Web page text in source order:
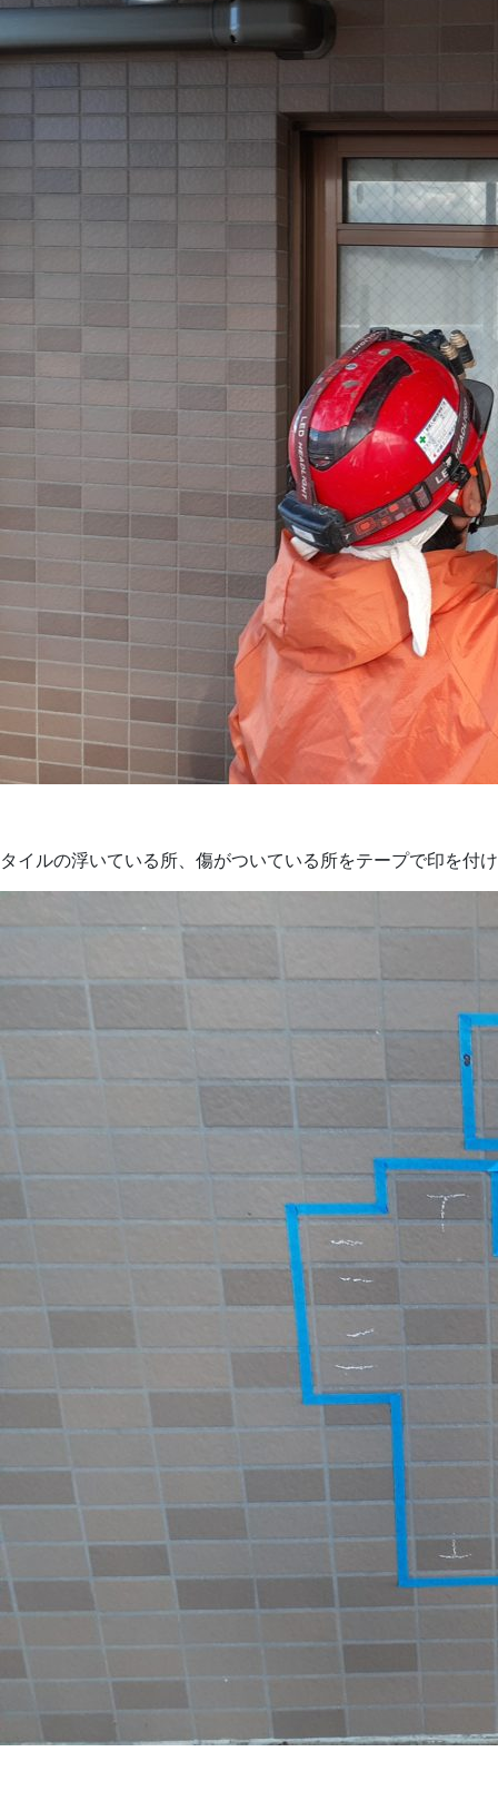
タイルの浮いている所、傷がついている所をテープで印を付